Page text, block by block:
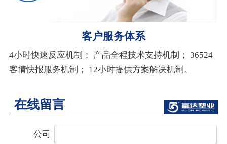
客户服务体系
4小时快速反应机制； 产品全程技术支持机制； 36524
客情快报服务机制； 12小时提供方案解决机制。
在线留言
公司